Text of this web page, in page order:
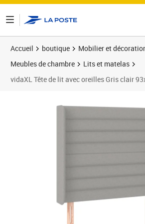
Accueil boutique
Mobilier et
Meubles de chambre
Lits et matelas
vidaXL Tête de lit avec oreilles Gris clair